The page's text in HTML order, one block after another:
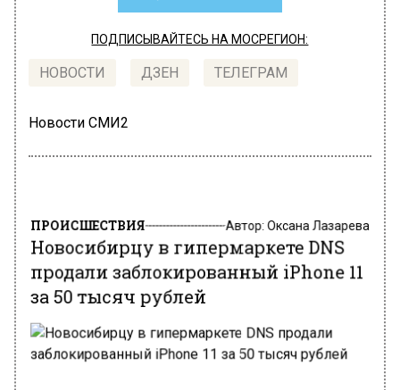
ПОДПИСЫВАЙТЕСЬ НА МОСРЕГИОН:
НОВОСТИ ДЗЕН ТЕЛЕГРАМ
Новости СМИ2
Новосибирцу в гипермаркете DNS
продали заблокированный iPhone 11
за 50 тысяч рублей